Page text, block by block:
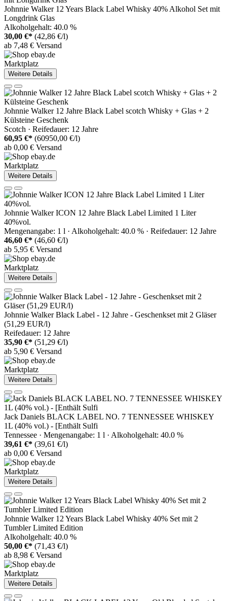
Johnnie Walker 12 Years Black Label Whisky 40% Alkohol Set mit
Longdrink Glas
Alkoholgehalt: 40.0 %
30,00 €* (42,86 €/l)
ab 7,48 € Versand
Marktplatz
Weitere Details
Johnnie Walker 12 Jahre Black Label scotch Whisky + Glas + 2
Külsteine Geschenk
Scotch · Reifedauer: 12 Jahre
60,95 €* (60950,00 €/l)
ab 0,00 € Versand
Marktplatz
Weitere Details
Johnnie Walker ICON 12 Jahre Black Label Limited 1 Liter
40%vol.
Mengenangabe: 1 l · Alkoholgehalt: 40.0 % · Reifedauer: 12 Jahre
46,60 €* (46,60 €/l)
ab 5,95 € Versand
Marktplatz
Weitere Details
Johnnie Walker Black Label - 12 Jahre - Geschenkset mit 2 Gläser
(51,29 EUR/l)
Reifedauer: 12 Jahre
35,90 €* (51,29 €/l)
ab 5,90 € Versand
Marktplatz
Weitere Details
Jack Daniels BLACK LABEL NO. 7 TENNESSEE WHISKEY
1L (40% vol.) - [Enthält Sulfi
Tennessee · Mengenangabe: 1 l · Alkoholgehalt: 40.0 %
39,61 €* (39,61 €/l)
ab 0,00 € Versand
Marktplatz
Weitere Details
Johnnie Walker 12 Years Black Label Whisky 40% Set mit 2
Tumbler Limited Edition
Alkoholgehalt: 40.0 %
50,00 €* (71,43 €/l)
ab 8,98 € Versand
Marktplatz
Weitere Details